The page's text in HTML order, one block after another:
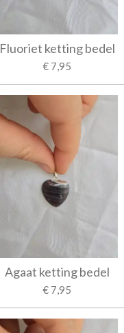
Fluoriet ketting bedel
€ 7,95
Agaat ketting bedel
€ 7,95